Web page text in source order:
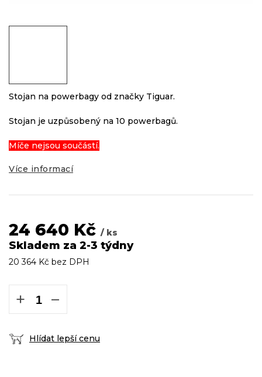
24 640 Kč / ks
Skladem za 2-3 týdny
20 364 Kč bez DPH
+ −
Hlídat lepší cenu
Stojan na powerbagy od značky Tiguar.
Stojan je uzpůsobený na 10 powerbagů.
Míče nejsou součástí.
Více informací